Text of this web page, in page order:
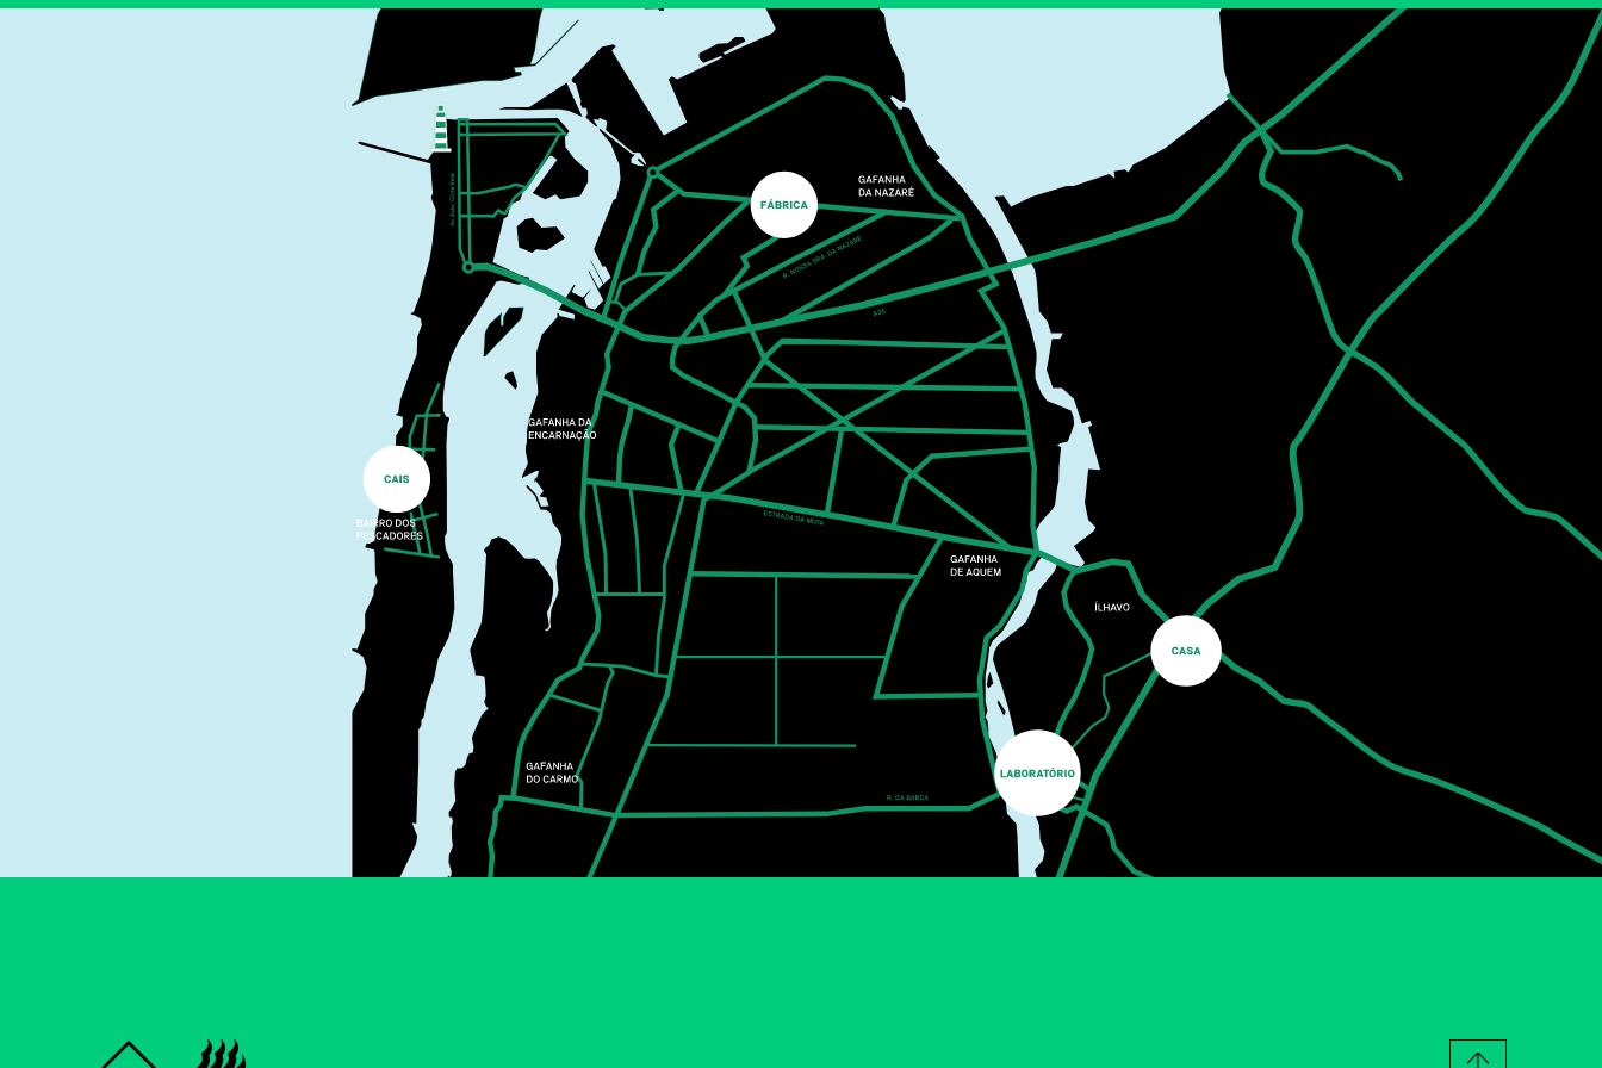
COM ELEMENTOS
NATURAIS
PLANTEIA EM FAMÍLIA
O Planteia está repleto de cores, formas e texturas
escondidas à espera de serem descobertas. A partir
de um percurso de exploração pelo jardim, recolhem-
se elementos naturais para pintar.
MAIS INFORMAÇÕES
CASA CULTURA
MUSIC 25 SEP 21:30
MIGUEL GAMEIRO &
PÓLO NORTE
CONCERTO SOLIDÁRIO
ANTIGOS ALUNOS
UNIVERSIDADE DE AVEIRO
Os Pólo Norte são uma daquelas bandas que, mesmo
quando achamos que não conhecemos, conhecemos.
As canções ficaram nas nossas cabeças há muitos
anos, mas é nas salas, nos teatros e auditórios que se
revelam na sua verdadeira essência.
MAIS INFORMAÇÕES